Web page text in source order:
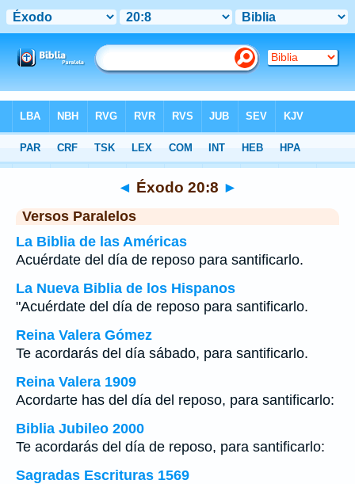
>Éxodo> Capítulo 20 > Verso 8
◄ Éxodo 20:8 ►
Versos Paralelos
La Biblia de las Américas
Acuérdate del día de reposo para santificarlo.
La Nueva Biblia de los Hispanos
"Acuérdate del día de reposo para santificarlo.
Reina Valera Gómez
Te acordarás del día sábado, para santificarlo.
Reina Valera 1909
Acordarte has del día del reposo, para santificarlo:
Biblia Jubileo 2000
Te acordarás del día de reposo, para santificarlo:
Sagradas Escrituras 1569